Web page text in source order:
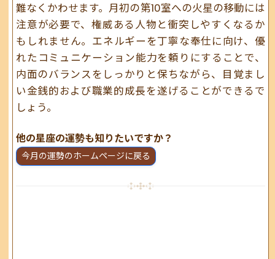
難なくかわせます。月初の第10室への火星の移動には
注意が必要で、権威ある人物と衝突しやすくなるか
もしれません。エネルギーを丁寧な奉仕に向け、優
れたコミュニケーション能力を頼りにすることで、
内面のバランスをしっかりと保ちながら、目覚まし
い金銭的および職業的成長を遂げることができるで
しょう。
他の星座の運勢も知りたいですか？
今月の運勢のホームページに戻る